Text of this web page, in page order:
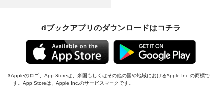
dブックアプリのダウンロードはコチラ
Appleのロゴ、App Storeは、米国もしくはその他の国や地域におけるApple Inc.の商標で
す。App Storeは、Apple Inc.のサービスマークです。